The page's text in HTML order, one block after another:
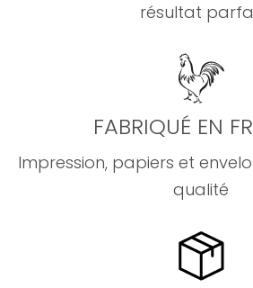
résultat
FABRIQUÉ EN
Impression, papiers et
qualité